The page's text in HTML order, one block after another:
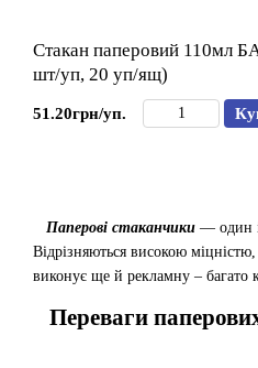
Паперові стаканчики — один
Відрізняються високою
виконує ще й рекламну – багато
Переваги
Стакан паперовий 110мл
шт/уп, 20 уп/ящ)
51.20грн/уп.